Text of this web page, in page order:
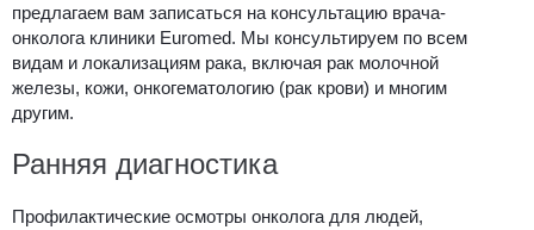
предлагаем вам записаться на консультацию врача-
онколога клиники Euromed. Мы консультируем по всем
видам и локализациям рака, включая рак молочной
железы, кожи, онкогематологию (рак крови) и многим
другим.
Ранняя диагностика
Профилактические осмотры онколога для людей,